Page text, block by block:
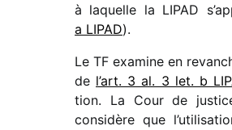
à laquelle la LIPAD
a LIPAD).
Le TF examine en
de l’art. 3 al. 3 let. b
tion. La Cour de
consi­dère que